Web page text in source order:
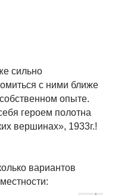
сильно
с ними ближе
опыте.
героем полотна
вершинах», 1933г.!
вариантов